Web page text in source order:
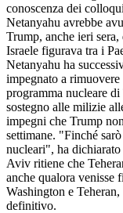
conoscenza dei
Netanyahu avrebbe
Trump, anche ieri
Israele figurava tra i
Netanyahu ha
impegnato a
programma nucleare
sostegno alle milizie
impegni che Trump
settimane. "Finché
nucleari", ha
Aviv ritiene che
anche qualora venisse
Washington e
definitivo.